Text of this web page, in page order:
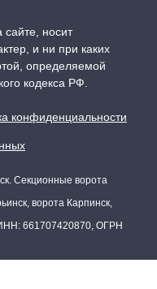
носит
и ни при каких
определяемой
кодекса РФ.
конфиденциальности
Секционные ворота
ворота Карпинск,
661707420870, ОГРН